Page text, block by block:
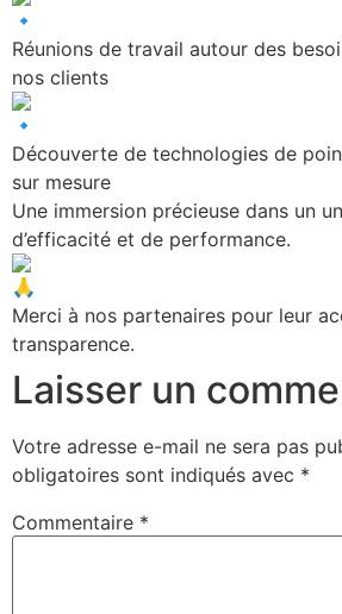
Réunions de travail autour des
nos clients
Découverte de technologies de
sur mesure
Une immersion précieuse dans un
d’efficacité et de performance.
Merci à nos partenaires pour leur
transparence.
Laisser un
Votre adresse e-mail ne sera pas
obligatoires sont indiqués avec *
Commentaire *